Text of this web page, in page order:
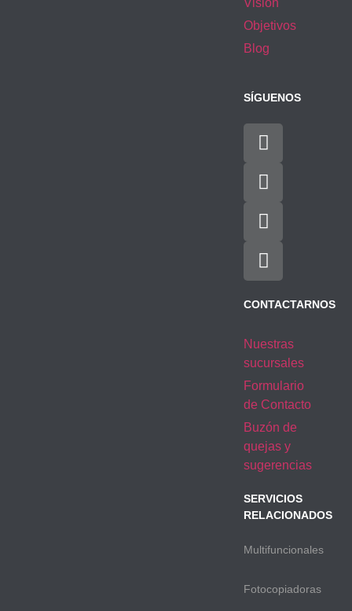
Visión
Objetivos
Blog
SÍGUENOS
CONTACTARNOS
Nuestras
sucursales
Formulario
de Contacto
Buzón de
quejas y
sugerencias
SERVICIOS
RELACIONADOS
Multifuncionales
Fotocopiadoras